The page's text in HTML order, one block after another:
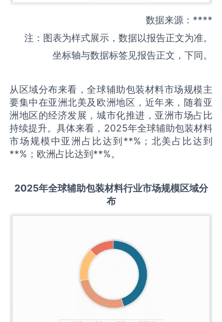
数据来源：****
注：图表为样式展示，数据以报告正文为准。
坐标轴与数据标签见报告正文，下同。
从区域分布来看，全球辅助包装材料市场规模主
要集中在亚洲北美及欧洲地区，近年来，随着亚
洲地区的经济发展，城市化推进，亚洲市场占比
持续提升。具体来看，2025年全球辅助包装材料
市场规模中亚洲占比达到**%；北美占比达到
**%；欧洲占比达到**%。
2025年全球辅助包装材料行业市场规模区域分
布